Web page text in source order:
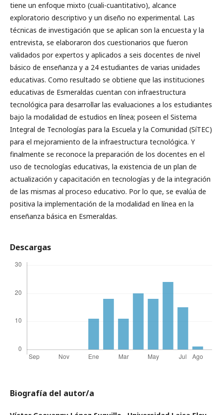
tiene un enfoque mixto (cuali-cuantitativo), alcance
exploratorio descriptivo y un diseño no experimental. Las
técnicas de investigación que se aplican son la encuesta y la
entrevista, se elaboraron dos cuestionarios que fueron
validados por expertos y aplicados a seis docentes de nivel
básico de enseñanza y a 24 estudiantes de varias unidades
educativas. Como resultado se obtiene que las instituciones
educativas de Esmeraldas cuentan con infraestructura
tecnológica para desarrollar las evaluaciones a los estudiantes
bajo la modalidad de estudios en línea; poseen el Sistema
Integral de Tecnologías para la Escuela y la Comunidad (SíTEC)
para el mejoramiento de la infraestructura tecnológica. Y
finalmente se reconoce la preparación de los docentes en el
uso de tecnologías educativas, la existencia de un plan de
actualización y capacitación en tecnologías y de la integración
de las mismas al proceso educativo. Por lo que, se evalúa de
positiva la implementación de la modalidad en línea en la
enseñanza básica en Esmeraldas.
Descargas
Biografía del autor/a